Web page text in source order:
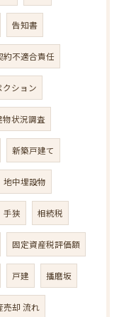
告知書
約不適合責任
クション
物状況調査
新築戸建て
地中埋設物
手狭 相続税
固定資産税評価額
戸建 播磨坂
売却 流れ